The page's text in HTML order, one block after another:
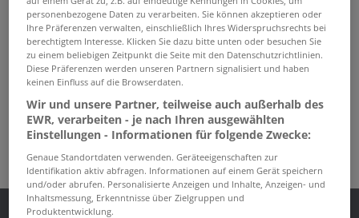
Start Suchergebnisse
Jobs von Deutsche Bahn AG
GRENZEN SIE IHRE SUCHE EIN
Keine Suchergebnisse gefunden.
personenbezogene Daten zu verarbeiten. Sie können akzeptieren oder
Ihre Präferenzen verwalten, einschließlich Ihres Widerspruchsrechts bei
berechtigtem Interesse. Klicken Sie dazu bitte unten oder besuchen Sie
zu einem beliebigen Zeitpunkt die Seite mit den Datenschutzrichtlinien.
Diese Präferenzen werden unseren Partnern signalisiert und haben
keinen Einfluss auf die Browserdaten.
Wir und unsere Partner, teilweise auch außerhalb des
EWR, verarbeiten - je nach Ihren ausgewählten
Einstellungen - Informationen für folgende Zwecke:
Genaue Standortdaten verwenden. Geräteeigenschaften zur
Identifikation aktiv abfragen. Informationen auf einem Gerät speichern
und/oder abrufen. Personalisierte Anzeigen und Inhalte, Anzeigen- und
Inhaltsmessung, Erkenntnisse über Zielgruppen und
Produktentwicklung.